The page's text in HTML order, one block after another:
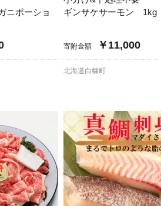
ニポーショ
ギンサケサーモン 1kg
寄附金額 ￥11,000
北海道白糠町